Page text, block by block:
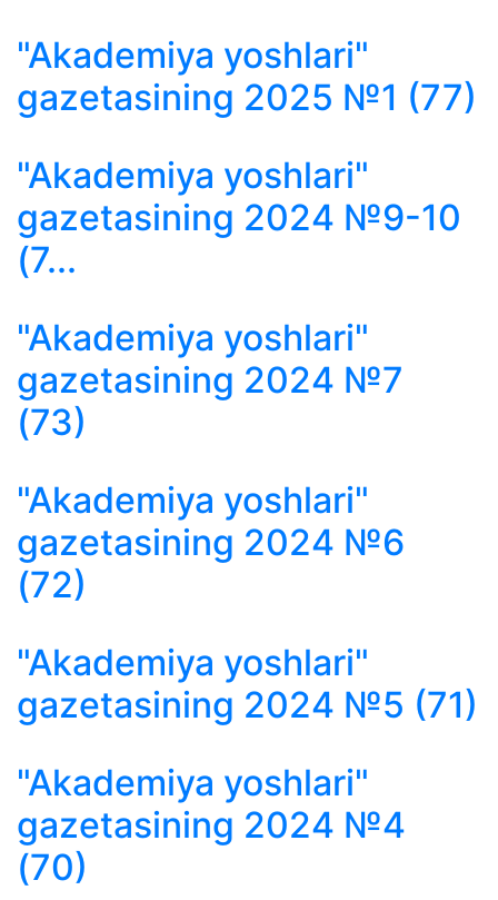
"Akademiya yoshlari"
gazetasining 2025 №1 (77)
"Akademiya yoshlari"
gazetasining 2024 №9-10
(7...
"Akademiya yoshlari"
gazetasining 2024 №7
(73)
"Akademiya yoshlari"
gazetasining 2024 №6
(72)
"Akademiya yoshlari"
gazetasining 2024 №5 (71)
"Akademiya yoshlari"
gazetasining 2024 №4
(70)